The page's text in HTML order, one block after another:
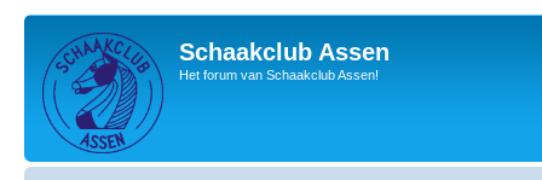
Schaakclub Assen
Het forum van Schaakclub Assen!